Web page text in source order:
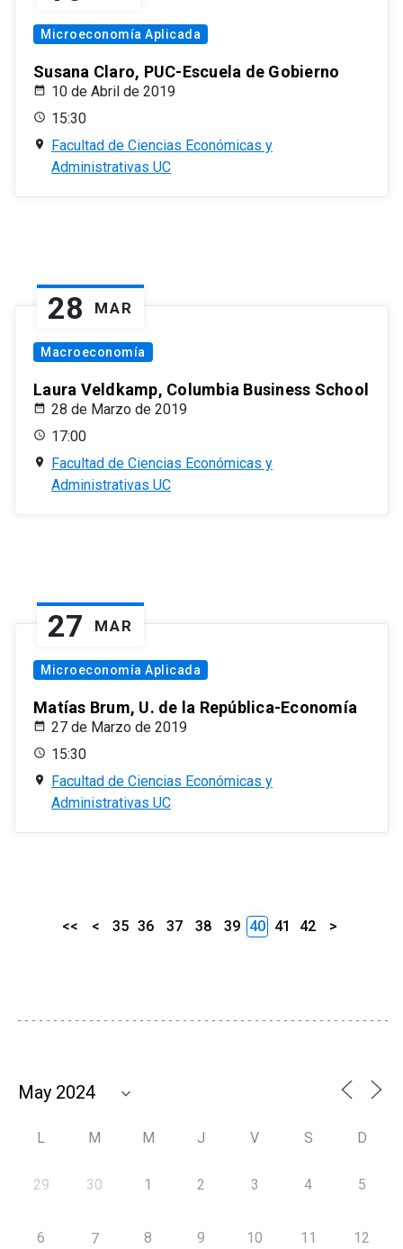
Microeconomía Aplicada
Susana Claro, PUC-Escuela de Gobierno
10 de Abril de 2019
15:30
Facultad de Ciencias Económicas y
Administrativas UC
28 MAR
Macroeconomía
Laura Veldkamp, Columbia Business School
28 de Marzo de 2019
17:00
Facultad de Ciencias Económicas y
Administrativas UC
27 MAR
Microeconomía Aplicada
Matías Brum, U. de la República-Economía
27 de Marzo de 2019
15:30
Facultad de Ciencias Económicas y
Administrativas UC
<< < 35 36 37 38 39 40 41 42 >
L M M J V S D
29 30 1 2 3 4 5
6 7 8 9 10 11 12